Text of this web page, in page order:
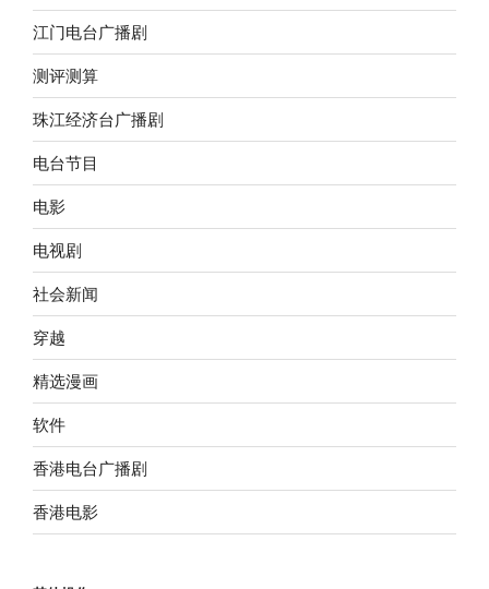
江门电台广播剧
测评测算
珠江经济台广播剧
电台节目
电影
电视剧
社会新闻
穿越
精选漫画
软件
香港电台广播剧
香港电影